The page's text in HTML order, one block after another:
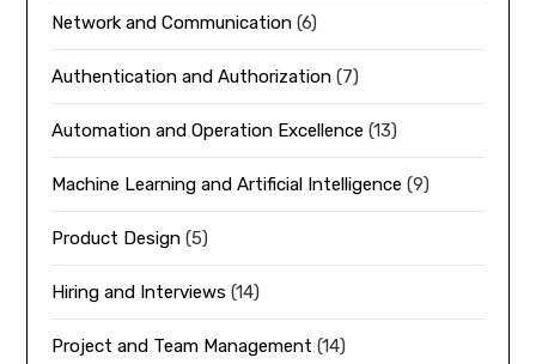
Network and Communication (6)
Authentication and Authorization (7)
Automation and Operation Excellence (13)
Machine Learning and Artificial Intelligence (9)
Product Design (5)
Hiring and Interviews (14)
Project and Team Management (14)